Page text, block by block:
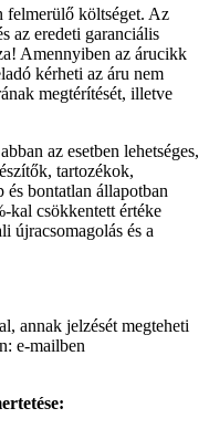
felmerülő költséget. Az
az eredeti garanciális
Amennyiben az árucikk
kérheti az áru nem
megtérítését, illetve
az esetben lehetséges,
tartozékok,
és bontatlan állapotban
kal csökkentett értéke
újracsomagolás és a
annak jelzését megteheti
e-mailben